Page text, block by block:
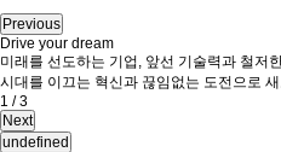
Previous
Drive your dream
미래를 선도하는 기업, 앞선 기술력과 철저
시대를 이끄는 혁신과 끊임없는 도전으로
1 / 3
Drive your dream
미래를 선도하는 기업, 앞선 기술력과 철저
시대를 이끄는 혁신과 끊임없는 도전으로
2 / 3
Drive your dream
미래를 선도하는 기업, 앞선 기술력과 철저
시대를 이끄는 혁신과 끊임없는 도전으로
3 / 3
Next
undefined